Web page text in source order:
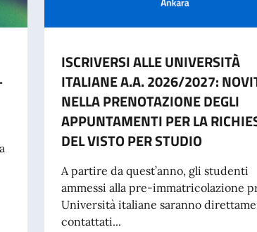
ANKARA Tosca Zampini – voce, Tolga During – chitarra
ISCRIVERSI ALLE UNIVERSITÀ
ITALIANE A.A. 2026/2027:
NELLA PRENOTAZIONE DEGLI
APPUNTAMENTI PER LA
DEL VISTO PER STUDIO
A partire da quest’anno, gli studenti
ammessi alla pre-immatricolazione
Università italiane saranno
contattati...